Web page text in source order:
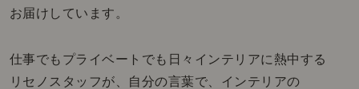
お届けしています。
仕事でもプライベートでも日々インテリアに熱中する
リセノスタッフが、自分の言葉で、インテリアの